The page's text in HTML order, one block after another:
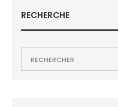
RECHERCHE